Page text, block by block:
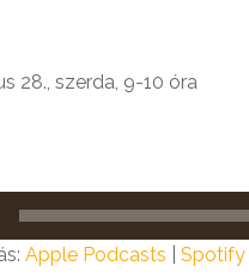
28., szerda, 9-10 óra
Apple Podcasts Spotify